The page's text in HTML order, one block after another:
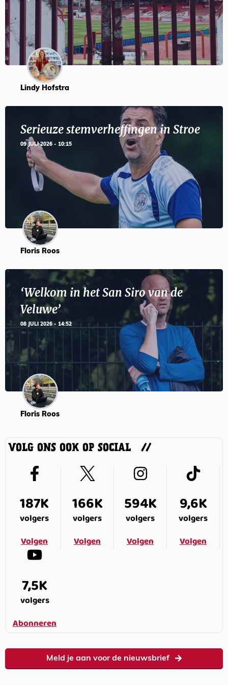
Lindy Hofstra
Serieuze stemverheffingen in Stroe
09 JULI 2026 - 10:15
Floris Roos
‘Welkom in het San Siro van de
Veluwe’
08 JULI 2026 - 14:52
Floris Roos
VOLG ONS OOK OP SOCIAL
187K
volgers
Volgen
166K
volgers
Volgen
594K
volgers
Volgen
9,6K
volgers
Volgen
7,5K
volgers
Abonneren
Meld je aan voor de nieuwsbrief